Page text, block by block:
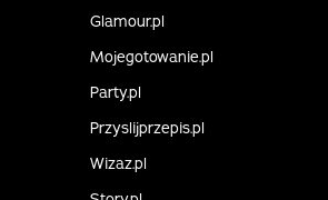
Glamour.pl
Mojegotowanie.pl
Party.pl
Przyslijprzepis.pl
Wizaz.pl